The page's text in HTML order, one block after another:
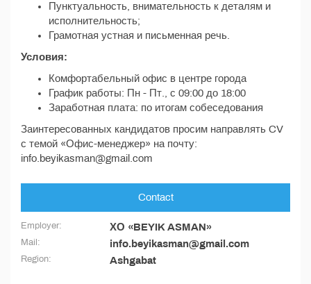
Пунктуальность, внимательность к деталям и
исполнительность;
Грамотная устная и письменная речь.
Условия:
Комфортабельный офис в центре города
График работы: Пн - Пт., с 09:00 до 18:00
Заработная плата: по итогам собеседования
Заинтересованных кандидатов просим направлять CV
с темой «Офис-менеджер» на почту:
info.beyikasman@gmail.com
Contact
Employer: ХО «BEYIK ASMAN»
Mail: info.beyikasman@gmail.com
Region: Ashgabat